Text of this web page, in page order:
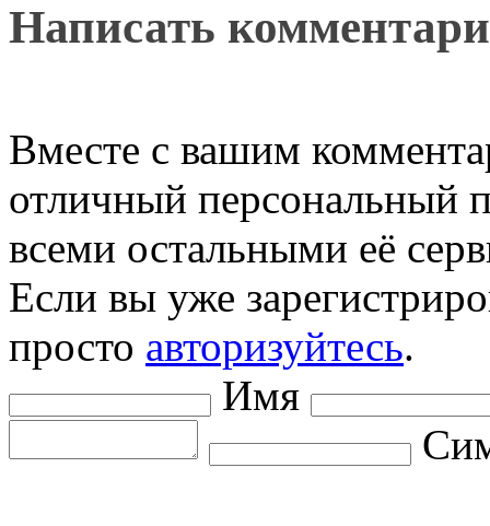
Написать
Вместе с вашим
отличный персональный
всеми остальными её
Если вы уже
просто авторизуйтесь.
Имя